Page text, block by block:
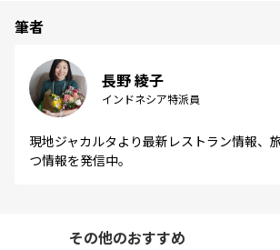
筆者
長野 綾子
インドネシア特派員
現地ジャカルタより最新レストラン情報、
つ情報を発信中。
その他のおすすめ